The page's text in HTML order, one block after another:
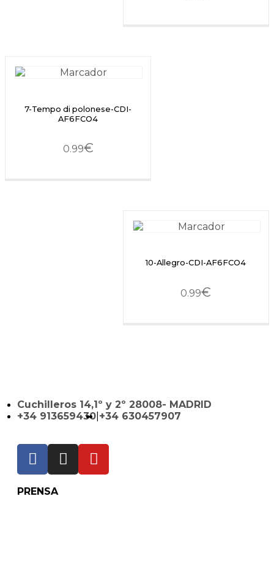
7-Tempo di polonese-CDI-
AF6FCO4
0.99€
10-Allegro-CDI-AF6FCO4
0.99€
Cuchilleros 14,1º y 2º 28008- MADRID
+34 913659430 +34 630457907
PRENSA